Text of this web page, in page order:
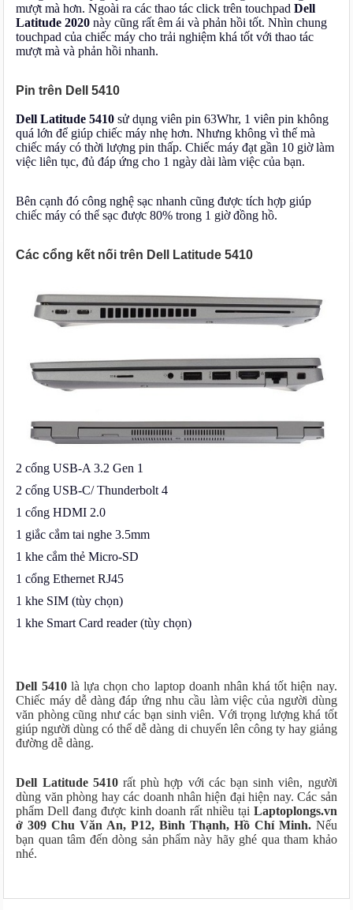
mượt mà hơn. Ngoài ra các thao tác click trên touchpadDell
Latitude 2020 này cũng rất êm ái và phản hồi tốt. Nhìn chung
touchpad của chiếc máy cho trải nghiệm khá tốt với thao tác
mượt mà và phản hồi nhanh.
Pin trên Dell 5410
Dell Latitude 5410 sử dụng viên pin 63Whr, 1 viên pin không
quá lớn để giúp chiếc máy nhẹ hơn. Nhưng không vì thế mà
chiếc máy có thời lượng pin thấp. Chiếc máy đạt gần 10 giờ làm
việc liên tục, đủ đáp ứng cho 1 ngày dài làm việc của bạn.
Bên cạnh đó công nghệ sạc nhanh cũng được tích hợp giúp
chiếc máy có thể sạc được 80% trong 1 giờ đồng hồ.
Các cổng kết nối trên Dell Latitude 5410
2 cổng USB-A 3.2 Gen 1
2 cổng USB-C/ Thunderbolt 4
1 cổng HDMI 2.0
1 giắc cắm tai nghe 3.5mm
1 khe cắm thẻ Micro-SD
1 cổng Ethernet RJ45
1 khe SIM (tùy chọn)
1 khe Smart Card reader (tùy chọn)
Dell 5410là lựa chọn cho laptop doanh nhân khá tốt hiện nay.
Chiếc máy dễ dàng đáp ứng nhu cầu làm việc của người dùng
văn phòng cũng như các bạn sinh viên. Với trọng lượng khá tốt
giúp người dùng có thể dễ dàng di chuyển lên công ty hay giảng
đường dễ dàng.
Dell Latitude 5410rất phù hợp với các bạn sinh viên, người
dùng văn phòng hay các doanh nhân hiện đại hiện nay. Các sản
phẩm Dell đang được kinh doanh rất nhiều tại Laptoplongs.vn
ở 309 Chu Văn An, P12, Bình Thạnh, Hồ Chí Minh. Nếu
bạn quan tâm đến dòng sản phẩm này hãy ghé qua tham khảo
nhé.